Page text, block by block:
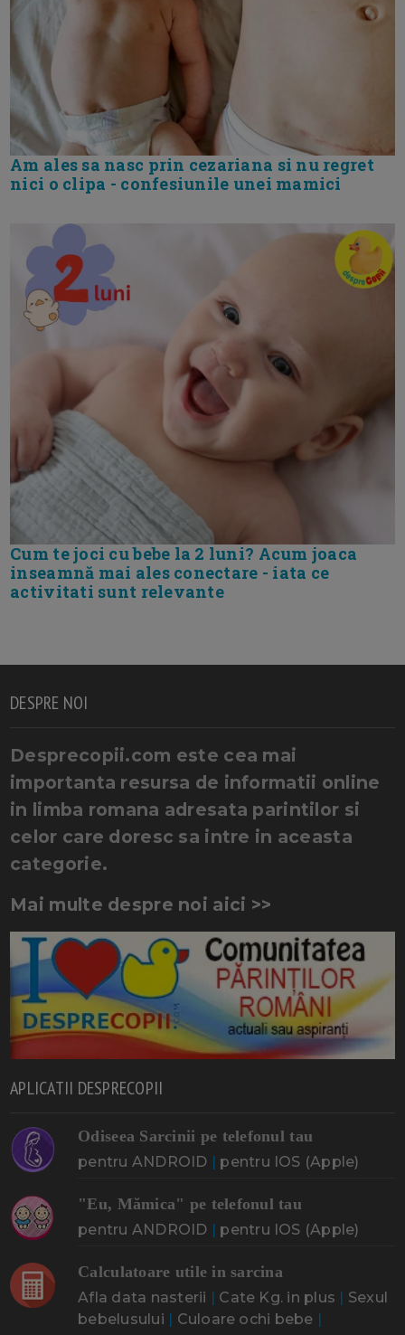
Am ales sa nasc prin cezariana si nu regret
nici o clipa - confesiunile unei mamici
Cum te joci cu bebe la 2 luni? Acum joaca
inseamnă mai ales conectare - iata ce
activitati sunt relevante
DESPRE NOI
Desprecopii.com este cea mai
importanta resursa de informatii online
in limba romana adresata parintilor si
celor care doresc sa intre in aceasta
categorie.
Mai multe despre noi aici >>
APLICATII DESPRECOPII
Odiseea Sarcinii pe telefonul tau
pentru ANDROID | pentru IOS (Apple)
"Eu, Mămica" pe telefonul tau
pentru ANDROID | pentru IOS (Apple)
Calculatoare utile in sarcina
Afla data nasterii | Cate Kg. in plus | Sexul
bebelusului | Culoare ochi bebe |